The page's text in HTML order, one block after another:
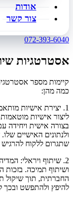
אודות
צור קשר
072-393-6040
אסטרטגיות
קיימות מספר
כמה מהן:
1. יצירת אישיות
ליצור אישיות
בצורה אישית ויחידה
ולנתונים האישיים
שתגרום ללקוח להרגיש
2. שיתוף ויראלי:
ושיתוף תמיכה. בזכות
החברתית, תוך שיקול
להיפץ ולהתפשט ובכך